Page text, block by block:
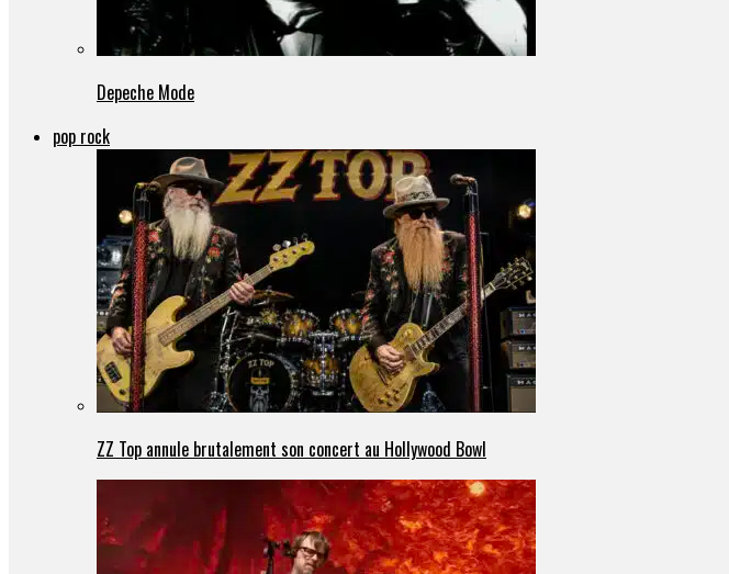
Depeche Mode
pop rock
ZZ Top annule brutalement son concert au Hollywood Bowl